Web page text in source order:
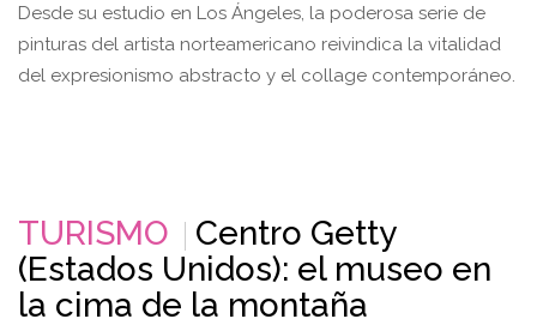
Desde su estudio en Los Ángeles, la poderosa serie de
pinturas del artista norteamericano reivindica la vitalidad
del expresionismo abstracto y el collage contemporáneo.
TURISMO
Centro Getty
(Estados Unidos): el museo en
la cima de la montaña